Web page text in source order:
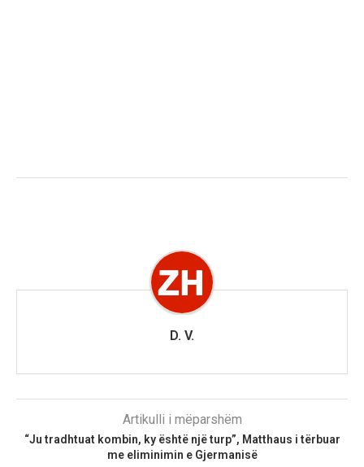
D. V.
Artikulli i mëparshëm
“Ju tradhtuat kombin, ky është një turp”, Matthaus i tërbuar
me eliminimin e Gjermanisë